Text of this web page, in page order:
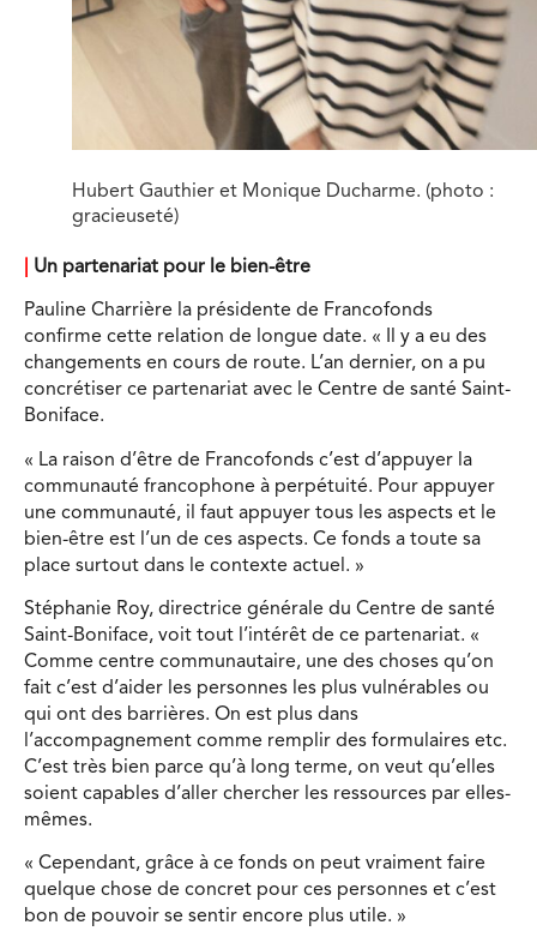
Hubert Gauthier et Monique Ducharme. (photo :
gracieuseté)
Un partenariat pour le bien-être
Pauline Charrière la présidente de Francofonds
confirme cette relation de longue date. « Il y a eu des
changements en cours de route. L’an dernier, on a pu
concrétiser ce partenariat avec le Centre de santé Saint-
Boniface.
« La raison d’être de Francofonds c’est d’appuyer la
communauté francophone à perpétuité. Pour appuyer
une communauté, il faut appuyer tous les aspects et le
bien-être est l’un de ces aspects. Ce fonds a toute sa
place surtout dans le contexte actuel. »
Stéphanie Roy, directrice générale du Centre de santé
Saint-Boniface, voit tout l’intérêt de ce partenariat. «
Comme centre communautaire, une des choses qu’on
fait c’est d’aider les personnes les plus vulnérables ou
qui ont des barrières. On est plus dans
l’accompagnement comme remplir des formulaires etc.
C’est très bien parce qu’à long terme, on veut qu’elles
soient capables d’aller chercher les ressources par elles-
mêmes.
« Cependant, grâce à ce fonds on peut vraiment faire
quelque chose de concret pour ces personnes et c’est
bon de pouvoir se sentir encore plus utile. »